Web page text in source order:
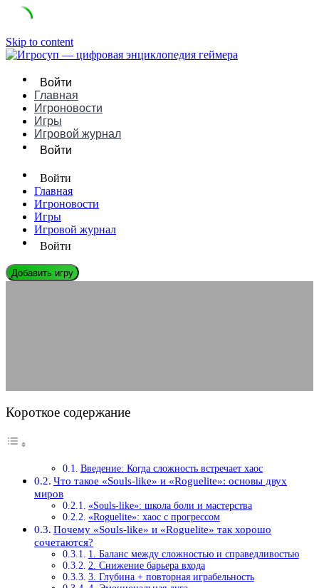
Skip to content
Войти
Главная
Игроновости
Игры
Игровой журнал
Войти
Войти
Главная
Игроновости
Игры
Игровой журнал
Войти
Добавить игру
Короткое содержание
Введение: Когда сложность встречает хаос
Что такое «Souls-like» и «Roguelite»: основы двух
миров
«Souls-like»: школа боли и мастерства
«Roguelite»: хаос с прогрессом
Почему «Souls-like» и «Roguelite» так хорошо
сочетаются?
1. Баланс между сложностью и справедливостью
2. Снижение барьера входа
3. Глубина + повторная играбельность